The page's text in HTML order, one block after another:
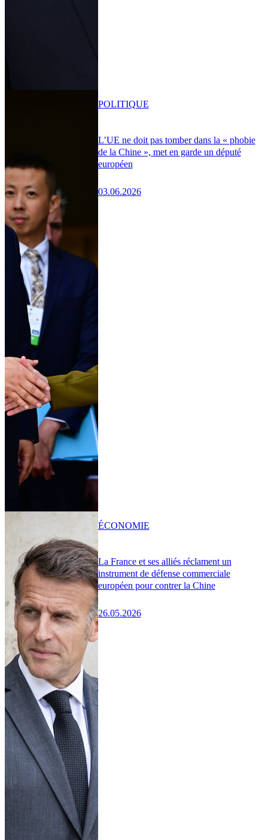
L’UE ne doit pas tomber dans la « phobie
de la Chine », met en garde un député
européen
03.06.2026
POLITIQUE
La France et ses alliés réclament un
instrument de défense commerciale
européen pour contrer la Chine
26.05.2026
ÉCONOMIE